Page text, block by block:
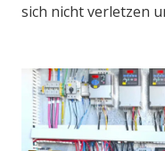
sich nicht verletzen